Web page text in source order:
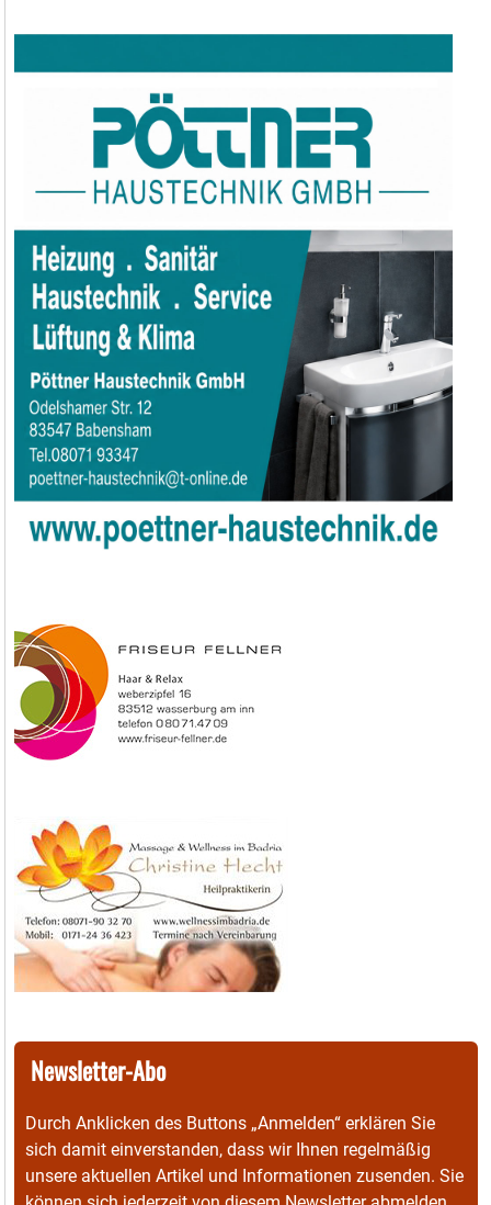
Newsletter-Abo
Durch Anklicken des Buttons „Anmelden“ erklären Sie
sich damit einverstanden, dass wir Ihnen regelmäßig
unsere aktuellen Artikel und Informationen zusenden. Sie